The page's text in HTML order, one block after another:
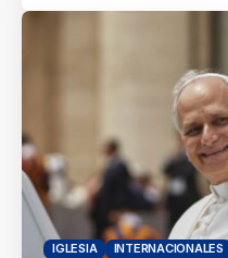
IGLESIA INTERNACIONALES